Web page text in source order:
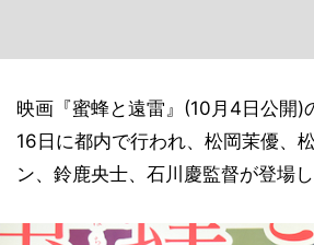
映画『蜜蜂と遠雷』(10月4日公開)
16日に都内で行われ、松岡茉優、
ン、鈴鹿央士、石川慶監督が登場し